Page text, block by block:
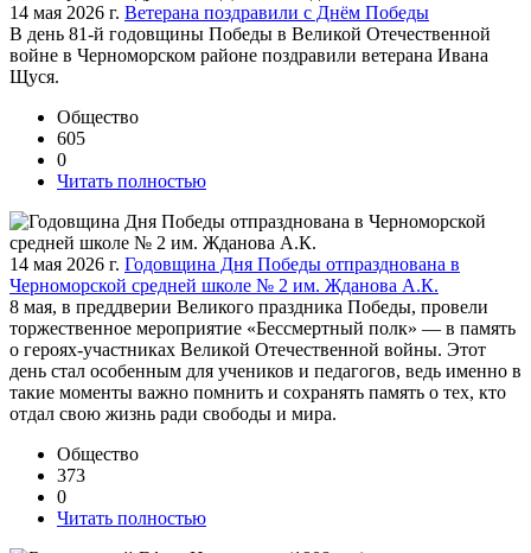
14 мая 2026 г. Ветерана поздравили с Днём Победы
В день 81-й годовщины Победы в Великой Отечественной
войне в Черноморском районе поздравили ветерана Ивана
Щуся.
Общество
605
0
Читать полностью
14 мая 2026 г. Годовщина Дня Победы отпразднована в
Черноморской средней школе № 2 им. Жданова А.К.
8 мая, в преддверии Великого праздника Победы, провели
торжественное мероприятие «Бессмертный полк» — в память
о героях‑участниках Великой Отечественной войны. Этот
день стал особенным для учеников и педагогов, ведь именно в
такие моменты важно помнить и сохранять память о тех, кто
отдал свою жизнь ради свободы и мира.
Общество
373
0
Читать полностью